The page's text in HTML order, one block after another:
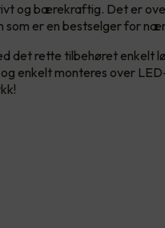
og bærekraftig. Det er
er en bestselger for
det rette tilbehøret enkelt
enkelt monteres over